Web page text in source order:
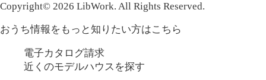
Copyright© 2026 LibWork. All Rights Reserved.
おうち情報をもっと知りたい方はこちら
電子カタログ請求
近くのモデルハウスを探す